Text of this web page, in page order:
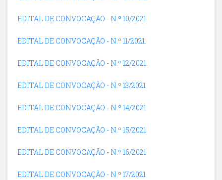
EDITAL DE CONVOCAÇÃO - N.º 10/2021
EDITAL DE CONVOCAÇÃO - N.º 11/2021.
EDITAL DE CONVOCAÇÃO - N.º 12/2021.
EDITAL DE CONVOCAÇÃO - N.º 13/2021
EDITAL DE CONVOCAÇÃO - N.º 14/2021
EDITAL DE CONVOCAÇÃO - N.º 15/2021
EDITAL DE CONVOCAÇÃO - N.º 16/2021
EDITAL DE CONVOCAÇÃO - N.º 17/2021